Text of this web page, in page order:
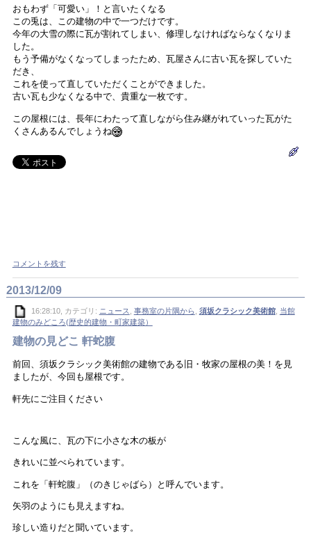
おもわず「可愛い」！と言いたくなる
この兎は、この建物の中で一つだけです。
今年の大雪の際に瓦が割れてしまい、修理しなければならなくなりま
した。
もう予備がなくなってしまったため、瓦屋さんに古い瓦を探していた
だき、
これを使って直していただくことができました。
古い瓦も少なくなる中で、貴重な一枚です。
この屋根には、長年にわたって直しながら住み継がれていった瓦がた
くさんあるんでしょうね
コメントを残す
2013/12/09
16:28:10, カテゴリ: ニュース 事務室の片隅から 須坂クラシック美術館, 当館
建物のみどころ(歴史的建物・町家建築）
建物の見どこ 軒蛇腹
前回、須坂クラシック美術館の建物である旧・牧家の屋根の美！を見
ましたが、今回も屋根です。
軒先にご注目ください
こんな風に、瓦の下に小さな木の板が
きれいに並べられています。
これを「軒蛇腹」（のきじゃばら）と呼んでいます。
矢羽のようにも見えますね。
珍しい造りだと聞いています。